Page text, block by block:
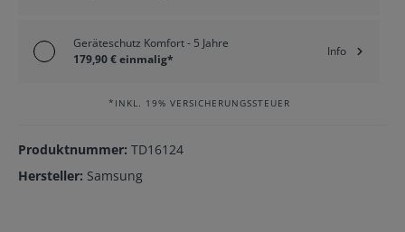
Geräteschutz Komfort - 5 Jahre
179,90 € einmalig*
Info
*INKL. 19% VERSICHERUNGSSTEUER
Produktnummer: TD16124
Hersteller: Samsung